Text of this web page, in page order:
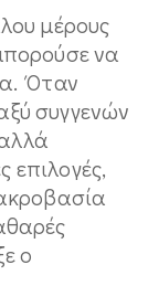
μέρους
να
Όταν
συγγενών
επιλογές,
ο